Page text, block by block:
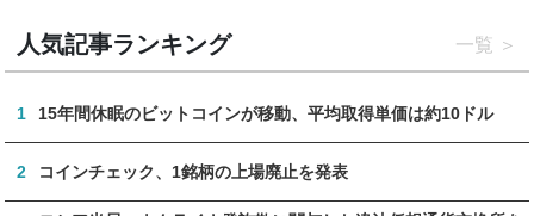
人気記事ランキング 一覧
1 15年間休眠のビットコインが移動、平均取得単価は約10ドル
2 コインチェック、1銘柄の上場廃止を発表